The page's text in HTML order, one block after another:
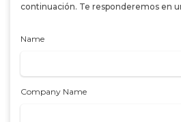
continuación. Te responderemos en
Name
Company Name